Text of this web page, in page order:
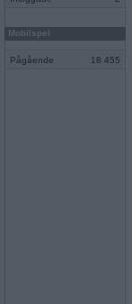
Mobilspel
Pågående 18 455